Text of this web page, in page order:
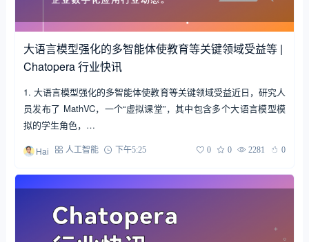
大语言模型强化的多智能体使教育等关键领域受益等 |
Chatopera 行业快讯
1. 大语言模型强化的多智能体使教育等关键领域受益近日，研究人
员发布了 MathVC，一个“虚拟课堂”，其中包含多个大语言模型模
拟的学生角色，…
Hai 人工智能 下午5:25 0 0 2281 0